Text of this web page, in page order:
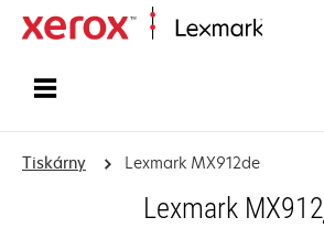
Tiskárny Lexmark MX912de
Lexmark MX912